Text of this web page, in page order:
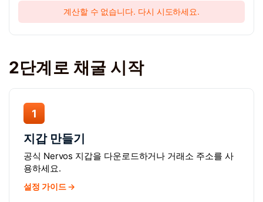
계산할 수 없습니다. 다시 시도하세요.
2단계로 채굴 시작
1
지갑 만들기
공식 Nervos 지갑을 다운로드하거나 거래소 주소를 사
용하세요.
설정 가이드 →